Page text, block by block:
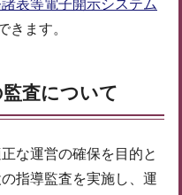
表等電子開示システム
きます。
査について
な運営の確保を目的と
指導監査を実施し、運